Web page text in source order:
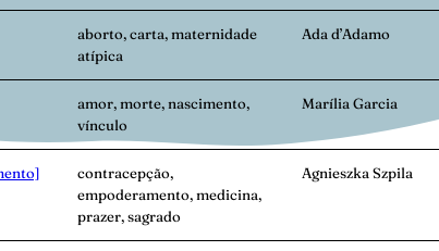
aborto, carta, maternidade
atípica
Ada d’Adamo
amor, morte, nascimento,
vínculo
Marília Garcia
contracepção,
empoderamento, medicina,
prazer, sagrado
Agnieszka Szpila